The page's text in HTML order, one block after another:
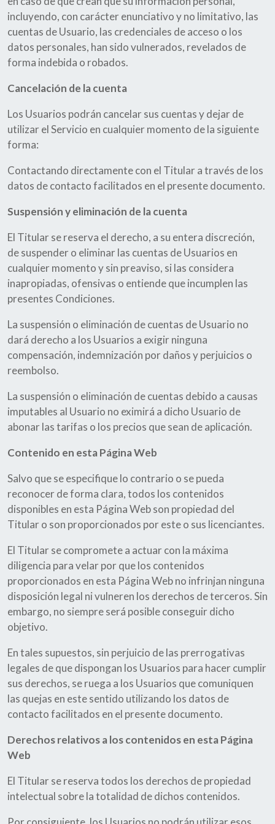
incluyendo, con carácter enunciativo y no limitativo, las
cuentas de Usuario, las credenciales de acceso o los
datos personales, han sido vulnerados, revelados de
forma indebida o robados.
Cancelación de la cuenta
Los Usuarios podrán cancelar sus cuentas y dejar de
utilizar el Servicio en cualquier momento de la siguiente
forma:
Contactando directamente con el Titular a través de los
datos de contacto facilitados en el presente documento.
Suspensión y eliminación de la cuenta
El Titular se reserva el derecho, a su entera discreción,
de suspender o eliminar las cuentas de Usuarios en
cualquier momento y sin preaviso, si las considera
inapropiadas, ofensivas o entiende que incumplen las
presentes Condiciones.
La suspensión o eliminación de cuentas de Usuario no
dará derecho a los Usuarios a exigir ninguna
compensación, indemnización por daños y perjuicios o
reembolso.
La suspensión o eliminación de cuentas debido a causas
imputables al Usuario no eximirá a dicho Usuario de
abonar las tarifas o los precios que sean de aplicación.
Contenido en esta Página Web
Salvo que se especifique lo contrario o se pueda
reconocer de forma clara, todos los contenidos
disponibles en esta Página Web son propiedad del
Titular o son proporcionados por este o sus licenciantes.
El Titular se compromete a actuar con la máxima
diligencia para velar por que los contenidos
proporcionados en esta Página Web no infrinjan ninguna
disposición legal ni vulneren los derechos de terceros. Sin
embargo, no siempre será posible conseguir dicho
objetivo.
En tales supuestos, sin perjuicio de las prerrogativas
legales de que dispongan los Usuarios para hacer cumplir
sus derechos, se ruega a los Usuarios que comuniquen
las quejas en este sentido utilizando los datos de
contacto facilitados en el presente documento.
Derechos relativos a los contenidos en esta Página
Web
El Titular se reserva todos los derechos de propiedad
intelectual sobre la totalidad de dichos contenidos.